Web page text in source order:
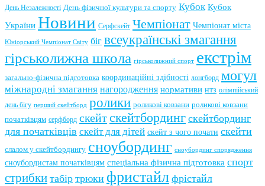
День Незалежності День фізичної культури та спорту Кубок Кубок
України Новини Серфскейт Чемпіонат Чемпіонат міста
Юніорський Чемпіонат Світу біг всеукраїнські змагання
гірськолижна школа гірськолижний спорт екстрім
загально-фізична підготовка координаційні здібності лонгборд могул
міжнародні змагання нагородження нормативи нтз олімпійський
день бігу перший скейтборд ролики роликові ковзани роликові ковзани
початківцям серфборд скейтскейтбординг скейтбординг
для початківців скейт для дітей скейт з чого почати скейти
слалом у скейтбордингу сноубординг сноубординг спорядження
сноубордистам початківцям спеціальна фізична підготовка спорт
стрибки табір трюки фристайл фрістайл